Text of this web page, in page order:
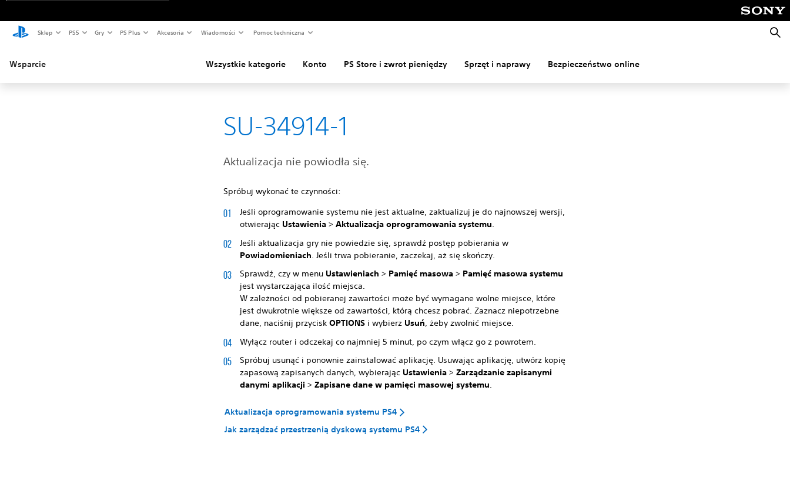
Sklep PS5 Gry PS Plus Akcesoria Wiadomości Pomoc techniczna
Wsparcie Wszystkie kategorie Konto PS Store i zwrot pieniędzy Sprzęt i naprawy Bezpieczeństwo online
SU-34914-1
Aktualizacja nie powiodła się.
Spróbuj wykonać te czynności:
Jeśli oprogramowanie systemu nie jest aktualne, zaktualizuj je do najnowszej wersji,
otwierając Ustawienia >Aktualizacja oprogramowania systemu.
Jeśli aktualizacja gry nie powiedzie się, sprawdź postęp pobierania w
Powiadomieniach . Jeśli trwa pobieranie, zaczekaj, aż się skończy.
Sprawdź, czy w menu Ustawieniach > Pamięć masowa > Pamięć masowa systemu
jest wystarczająca ilość miejsca.
W zależności od pobieranej zawartości może być wymagane wolne miejsce, które
jest dwukrotnie większe od zawartości, którą chcesz pobrać. Zaznacz niepotrzebne
dane, naciśnij przyciskOPTIONS i wybierz Usuń, żeby zwolnić miejsce.
Wyłącz router i odczekaj co najmniej 5 minut, po czym włącz go z powrotem.
Spróbuj usunąć i ponownie zainstalować aplikację. Usuwając aplikację, utwórz kopię
zapasową zapisanych danych, wybierając Ustawienia >Zarządzanie zapisanymi
danymi aplikacji >Zapisane dane w pamięci masowej systemu.
Aktualizacja oprogramowania systemu PS4
Jak zarządzać przestrzenią dyskową systemu PS4